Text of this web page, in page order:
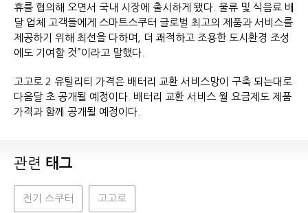
휴를 협의해 오면서 국내 시장에 출시하게 됐다. 물류 및 식음료 배
달 업체 고객들에게 스마트스쿠터 글로벌 최고의 제품과 서비스를
제공하기 위해 최선을 다하며, 더 쾌적하고 조용한 도시환경 조성
에도 기여할 것”이라고 말했다.
고고로 2 유틸리티 가격은 배터리 교환 서비스망이 구축 되는대로
다음달 초 공개될 예정이다. 배터리 교환 서비스 월 요금제도 제품
가격과 함께 공개될 예정이다.
관련 태그
전기 스쿠터 고고로